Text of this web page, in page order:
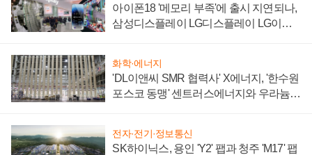
아이폰18 '메모리 부족'에 출시 지연되나,
삼성디스플레이 LG디스플레이 LG이노
화학·에너지
'DL이앤씨 SMR 협력사' X에너지, '한수원
포스코 동맹' 센트러스에너지와 우라늄
전자·전기·정보통신
SK하이닉스, 용인 'Y2' 팹과 청주 'M17' 팹